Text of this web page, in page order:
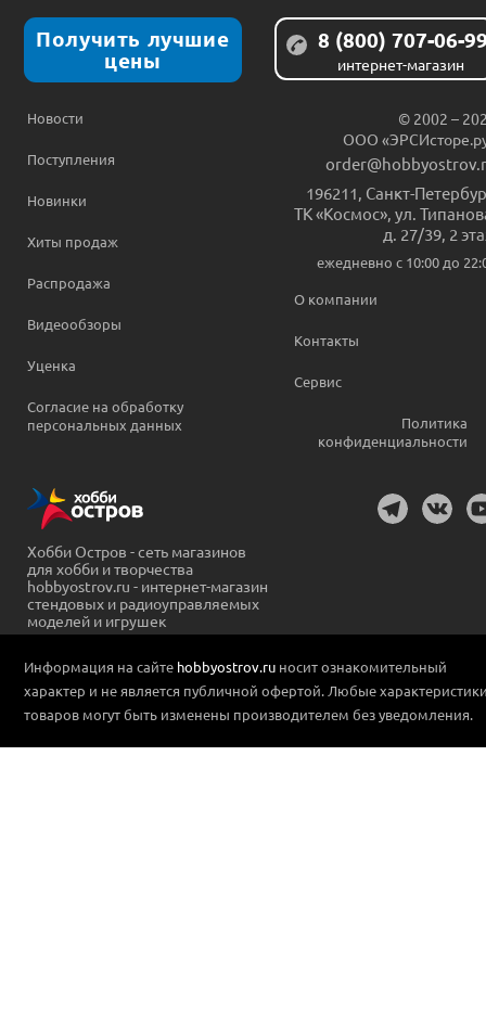
Получить лучшие
цены
8 (800) 707-06-
интернет-магазин
Новости
Поступления
Новинки
Хиты продаж
Распродажа
Видеообзоры
Уценка
Согласие на обработку
персональных данных
© 2002 –
ООО
196211, Санкт-
ТК «Космос», ул.
д. 27/39, 2
ежедневно c 10:00 до
О компании
Контакты
Сервис
Политика
конфиденциальности
Хобби Остров - сеть магазинов
для хобби и творчества
hobbyostrov.ru - интернет-магазин
стендовых и радиоуправляемых
моделей и игрушек
Информация на сайте hobbyostrov.ru носит ознакомительный
характер и не является публичной офертой. Любые
товаров могут быть изменены производителем без уведомления.